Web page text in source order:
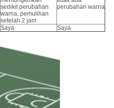
sedikit perubahan
warna, pemulihan
setelah 2 jam
perubahan warna
Saya Saya